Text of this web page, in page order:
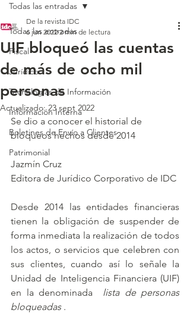
Todas las entradas
Fiscal
Jurídico
Tecnologías de Información
Información Interna
Boletines de Envío a Clientes
Patrimonial
Todas las entradas
UIF bloqueó las cuentas
de más de ocho mil
personas
De la revista IDC
6 jun 2022 2 min de lectura
Actualizado:23 sept 2022
Se dio a conocer el historial de
bloqueos hechos desde 2014
Jazmín Cruz
Editora de Jurídico Corporativo de IDC
Desde 2014 las entidades financieras
tienen la obligación de suspender de
forma inmediata la realización de todos
los actos, o servicios que celebren con
sus clientes, cuando así lo señale la
Unidad de Inteligencia Financiera (UIF)
en la denominada lista de personas
bloqueadas .